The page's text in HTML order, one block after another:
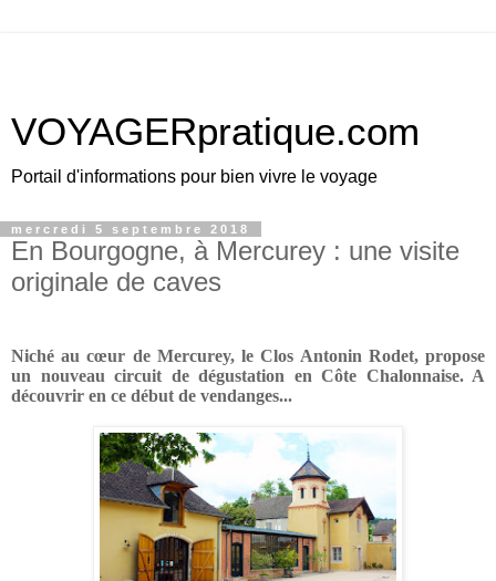
VOYAGERpratique.com
Portail d'informations pour bien vivre le voyage
mercredi 5 septembre 2018
En Bourgogne, à Mercurey : une visite
originale de caves
Niché au cœur de Mercurey, le Clos Antonin Rodet, propose
un nouveau circuit de dégustation en Côte Chalonnaise.A
découvrir en ce début de vendanges...